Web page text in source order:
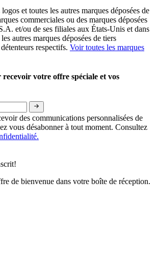
et toutes les autres marques déposées de
commerciales ou des marques déposées
et/ou de ses filiales aux États-Unis et dans
autres marques déposées de tiers
respectifs. Voir toutes les marques
votre offre spéciale et vos
des communications personnalisées de
vous désabonner à tout moment. Consultez
de bienvenue dans votre boîte de réception.